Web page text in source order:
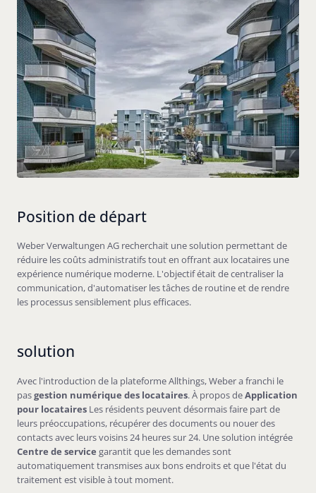
Position de départ
Weber Verwaltungen AG recherchait une solution permettant de
réduire les coûts administratifs tout en offrant aux locataires une
expérience numérique moderne. L'objectif était de centraliser la
communication, d'automatiser les tâches de routine et de rendre
les processus sensiblement plus efficaces.
solution
Avec l'introduction de la plateforme Allthings, Weber a franchi le
pasgestion numérique des locataires. À propos deApplication
pour locatairesLes résidents peuvent désormais faire part de
leurs préoccupations, récupérer des documents ou nouer des
contacts avec leurs voisins 24 heures sur 24. Une solution intégrée
Centre de service garantit que les demandes sont
automatiquement transmises aux bons endroits et que l'état du
traitement est visible à tout moment.